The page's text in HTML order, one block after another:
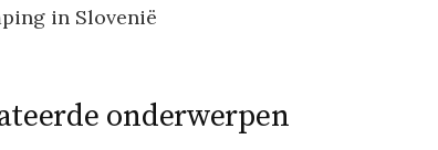
in Slovenië
onderwerpen